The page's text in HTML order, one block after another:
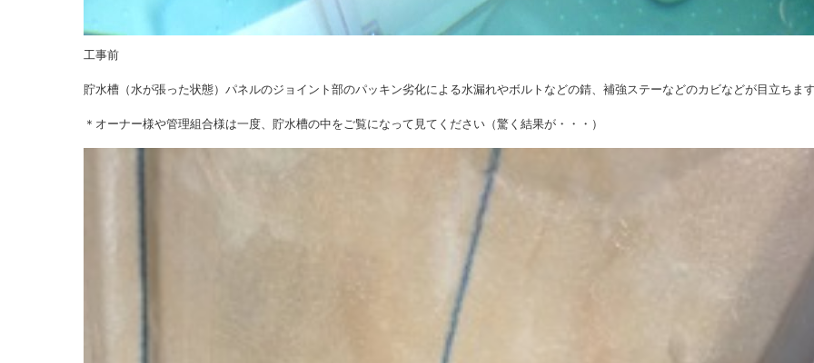
工事前
貯水槽（水が張った状態）パネルのジョイント部のパッキン劣化による水漏れやボルトなどの錆、補強ステーなどのカビなどが目立ちま
＊オーナー様や管理組合様は一度、貯水槽の中をご覧になって見てください（驚く結果が・・・）